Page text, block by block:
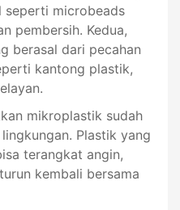
seperti microbeads
pembersih. Kedua,
berasal dari pecahan
kantong plastik,
mikroplastik sudah
Plastik yang
terangkat angin,
kembali bersama